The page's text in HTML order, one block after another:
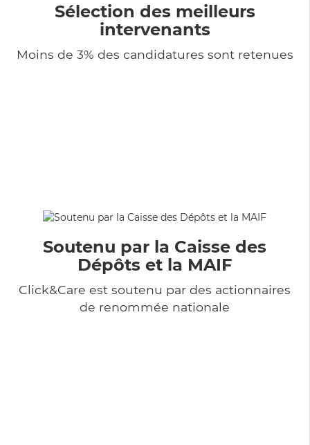
Sélection des meilleurs
intervenants
Moins de 3% des candidatures sont retenues
Soutenu par la Caisse des
Dépôts et la MAIF
Click&Care est soutenu par des actionnaires
de renommée nationale